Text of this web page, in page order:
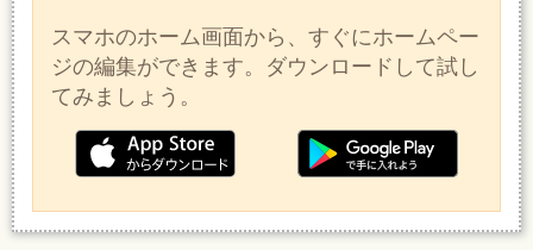
スマホのホーム画面から、すぐにホームペー
ジの編集ができます。ダウンロードして試し
てみましょう。